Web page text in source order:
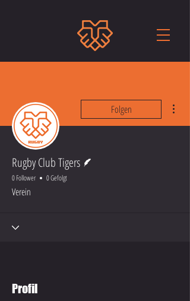
Folgen
Rugby Club Tigers
0 Follower 0 Gefolgt
Verein
Profil